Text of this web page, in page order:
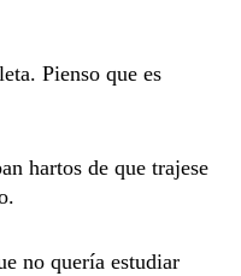
Pienso que es
hartos de que trajese
no quería estudiar